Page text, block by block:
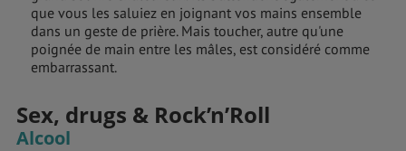
que vous les saluiez en joignant vos mains ensemble
dans un geste de prière. Mais toucher, autre qu'une
poignée de main entre les mâles, est considéré comme
embarrassant.
Sex, drugs & Rock’n’Roll
Alcool